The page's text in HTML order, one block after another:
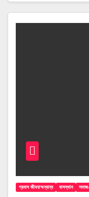
প্রবাস জীবন/অন্যান্য বাসস্থান